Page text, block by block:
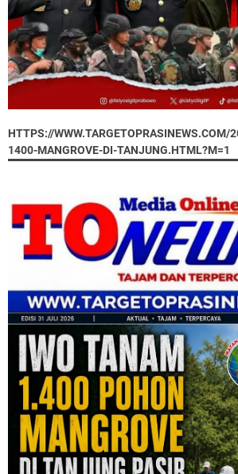
HTTPS://
1400-MANGROVE-DI-TANJUNG.HTML?M=1